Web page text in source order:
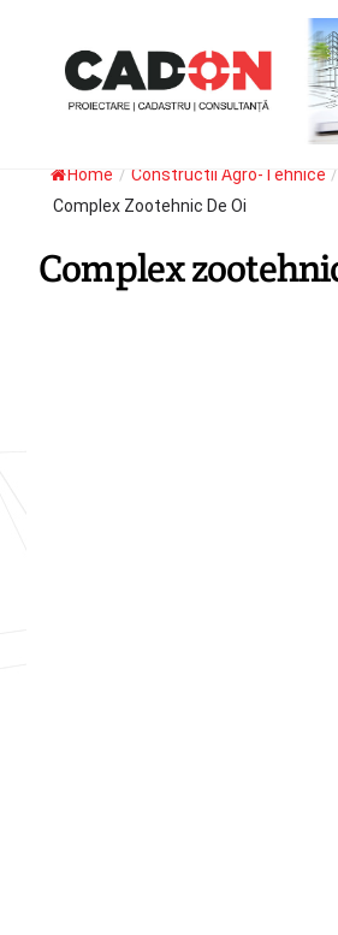
content
Home / Constructii Agro-Tehnice /
Complex Zootehnic De Oi
Complex